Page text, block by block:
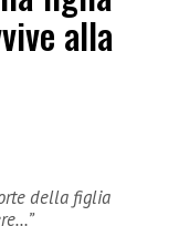
alla
della figlia